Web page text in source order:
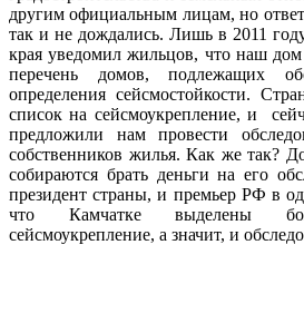
другим официальным лицам, но
так и не дождались. Лишь в 2011
края уведомил жильцов, что наш
перечень домов, подлежащих
определения сейсмостойкости.
список на сейсмоукрепление, и
предложили нам провести
собственников жилья. Как же так?
собираются брать деньги на его
президент страны, и премьер РФ в
что Камчатке выделены
сейсмоукрепление, а значит, и